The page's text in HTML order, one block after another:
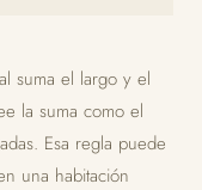
suma el largo y el
la suma como el
Esa regla puede
una habitación